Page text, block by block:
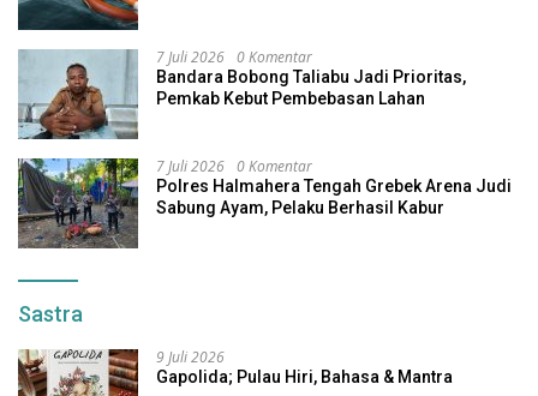
7 Juli 2026 0 Komentar
Bandara Bobong Taliabu Jadi Prioritas,
Pemkab Kebut Pembebasan Lahan
7 Juli 2026 0 Komentar
Polres Halmahera Tengah Grebek Arena Judi
Sabung Ayam, Pelaku Berhasil Kabur
Sastra
9 Juli 2026
Gapolida; Pulau Hiri, Bahasa & Mantra